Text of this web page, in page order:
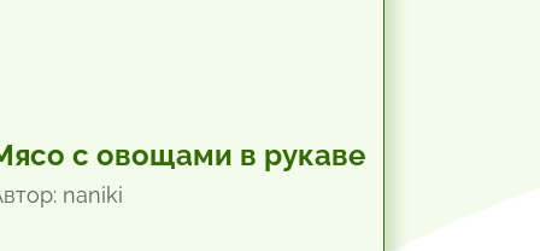
с овощами в рукаве
naniki